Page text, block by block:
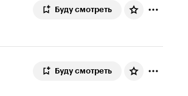
Буду смотреть
Буду смотреть